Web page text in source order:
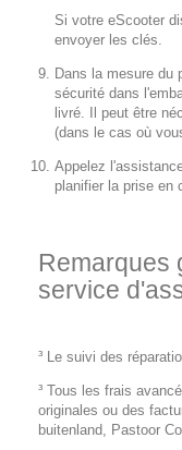
Si votre eScooter
envoyer les clés.
Dans la mesure du
sécurité dans
livré. Il peut être
(dans le cas où
Appelez
planifier la prise en
Remarques
service
³ Le suivi des
³ Tous les frais
originales ou des
buitenland, Pastoor